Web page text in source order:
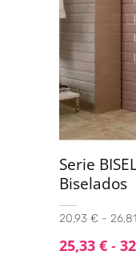
Serie
Biselados
20,93 € -
25,33 € -